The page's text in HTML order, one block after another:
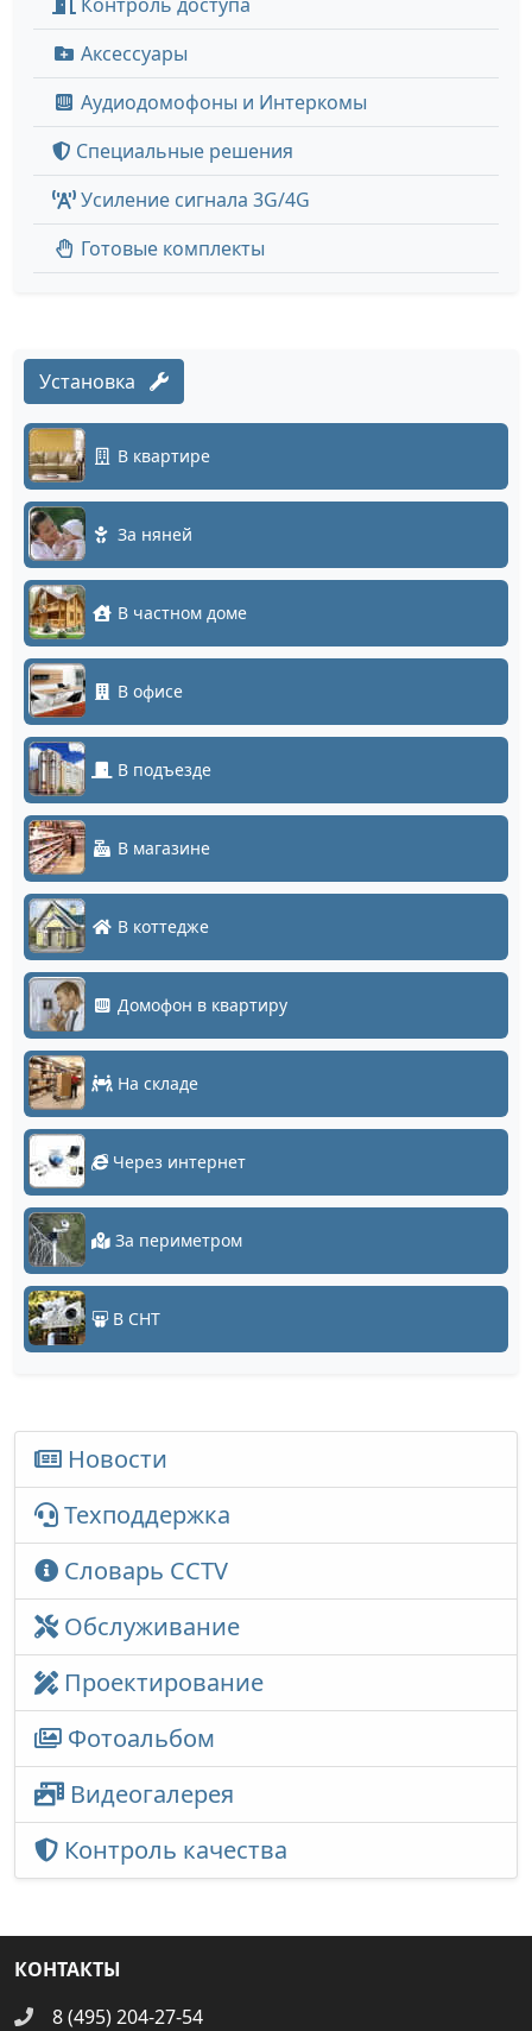
Аксессуары
Аудиодомофоны и Интеркомы
Специальные решения
Усиление сигнала 3G/4G
Готовые комплекты
Установка
В квартире
За няней
В частном доме
В офисе
В подъезде
В магазине
В коттедже
Домофон в квартиру
На складе
Через интернет
За периметром
В СНТ
Новости
Техподдержка
Словарь CCTV
Обслуживание
Проектирование
Фотоальбом
Видеогалерея
Контроль качества
КОНТАКТЫ
8 (495) 204-27-54